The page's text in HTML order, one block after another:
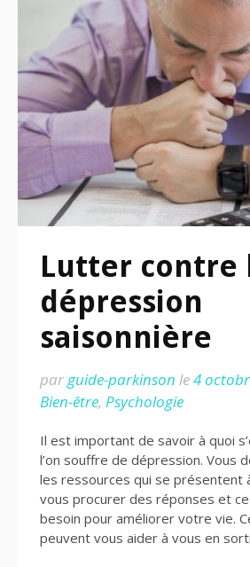
Lutter contre
dépression
saisonnière
parguide-parkinson le4
Bien-être, Psychologie
Il est important de savoir à quoi
l’on souffre de dépression. Vous
les ressources qui se présentent
vous procurer des réponses et
besoin pour améliorer votre vie.
peuvent vous aider à vous en